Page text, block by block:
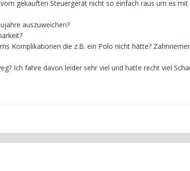
gekauften Steuergerät nicht so einfach raus um es mit
auszuweichen?
Komplikationen die z.B. ein Polo nicht hätte?
Ich fahre davon leider sehr viel und hatte recht viel